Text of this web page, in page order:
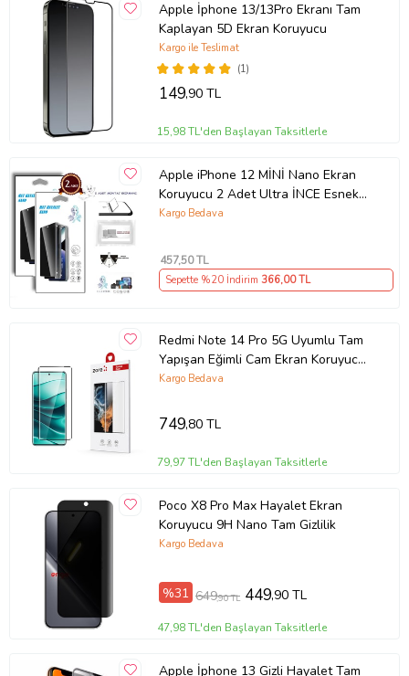
Apple İphone 13/13Pro Ekranı Tam
Kaplayan 5D Ekran Koruyucu
(1)
Kargo ile Teslimat
149,90 TL
15,98 TL'den Başlayan Taksitlerle
Apple iPhone 12 MİNİ Nano Ekran
Koruyucu 2 Adet Ultra İNCE Esnek
Nano MAT HAYALET
Kargo Bedava
457,50 TL
Sepette %20 İndirim 366,00 TL
Redmi Note 14 Pro 5G Uyumlu Tam
Yapışan Eğimli Cam Ekran Koruyucu
(Siyah)
Kargo Bedava
749,80 TL
79,97 TL'den Başlayan Taksitlerle
Poco X8 Pro Max Hayalet Ekran
Koruyucu 9H Nano Tam Gizlilik
Kargo Bedava
%31 649,90 TL 449,90 TL
47,98 TL'den Başlayan Taksitlerle
Apple İphone 13 Gizli Hayalet Tam